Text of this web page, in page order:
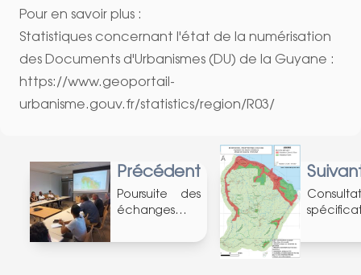
Pour en savoir plus :
Statistiques concernant l'état de la numérisation
des Documents d'Urbanismes (DU) de la Guyane :
https://www.geoportail-
urbanisme.gouv.fr/statistics/region/R03/
Précédent
Poursuite des
échanges
(17/01/2024)
(03/2024)